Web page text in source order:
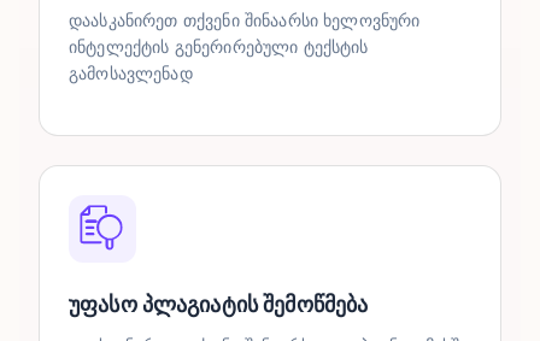
დაასკანირეთ თქვენი შინაარსი ხელოვნური
ინტელექტის გენერირებული ტექსტის
გამოსავლენად
უფასო პლაგიატის შემოწმება